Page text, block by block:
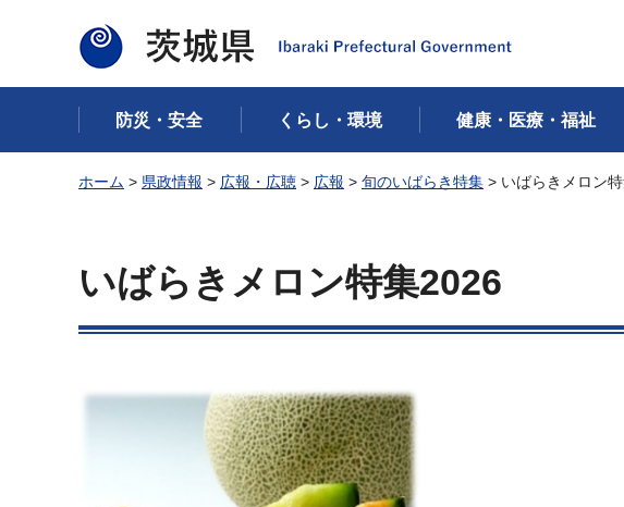
茨城県
防災・安全 くらし・環境 健康・医療・福祉
ホーム > 県政情報 > 広報・広聴 > 広報 > 旬のいばらき特集 > いばらきメロン
いばらきメロン特集2026